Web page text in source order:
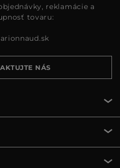
reklamácie a
tovaru:
NÁS